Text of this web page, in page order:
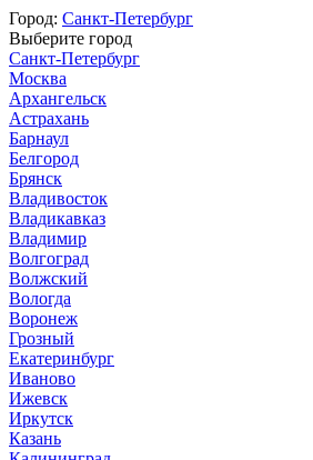
Город: Санкт-Петербург
Выберите город
Санкт-Петербург
Москва
Архангельск
Астрахань
Барнаул
Белгород
Брянск
Владивосток
Владикавказ
Владимир
Волгоград
Волжский
Вологда
Воронеж
Грозный
Екатеринбург
Иваново
Ижевск
Иркутск
Казань